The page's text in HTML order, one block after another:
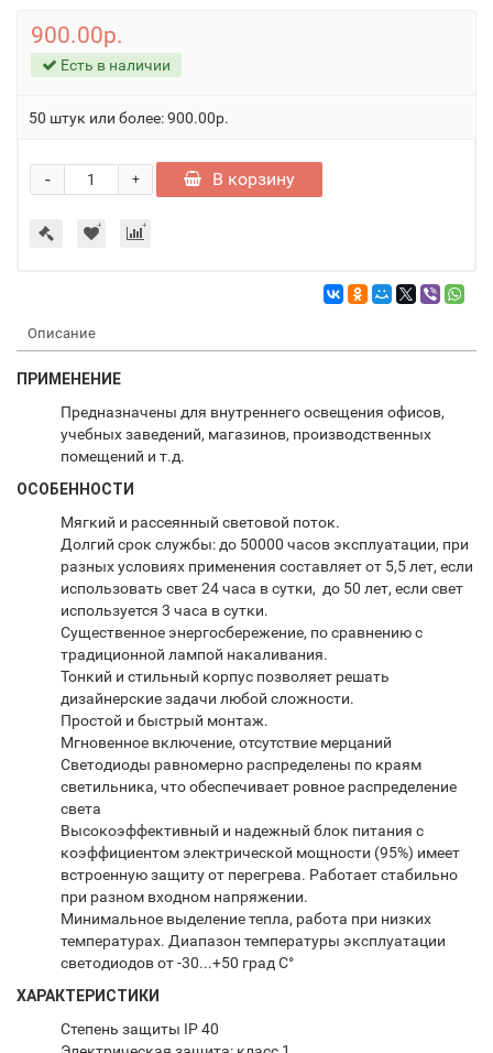
900.00р.
Есть в наличии
50 штук или более: 900.00р.
+
- В корзину
Описание
ПРИМЕНЕНИЕ
Предназначены для внутреннего освещения офисов,
учебных заведений, магазинов, производственных
помещений и т.д.
ОСОБЕННОСТИ
Мягкий и рассеянный световой поток.
Долгий срок службы: до 50000 часов эксплуатации, при
разных условиях применения составляет от 5,5 лет, если
использовать свет 24 часа в сутки, до 50 лет, если свет
используется 3 часа в сутки.
Существенное энергосбережение, по сравнению с
традиционной лампой накаливания.
Тонкий и стильный корпус позволяет решать
дизайнерские задачи любой сложности.
Простой и быстрый монтаж.
Мгновенное включение, отсутствие мерцаний
Светодиоды равномерно распределены по краям
светильника, что обеспечивает ровное распределение
света
Высокоэффективный и надежный блок питания с
коэффициентом электрической мощности (95%) имеет
встроенную защиту от перегрева. Работает стабильно
при разном входном напряжении.
Минимальное выделение тепла, работа при низких
температурах. Диапазон температуры эксплуатации
светодиодов от -30...+50 град С°
ХАРАКТЕРИСТИКИ
Степень защиты IP 40